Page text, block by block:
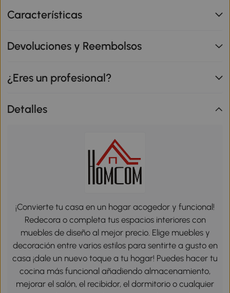
Características
Devoluciones y Reembolsos
¿Eres un profesional?
Detalles
¡Convierte tu casa en un hogar acogedor y funcional!
Redecora o completa tus espacios interiores con
muebles de diseño al mejor precio. Elige muebles y
decoración entre varios estilos para sentirte a gusto en
casa ¡dale un nuevo toque a tu hogar! Puedes hacer tu
cocina más funcional añadiendo almacenamiento,
mejorar el salón, el recibidor, el dormitorio o cualquier